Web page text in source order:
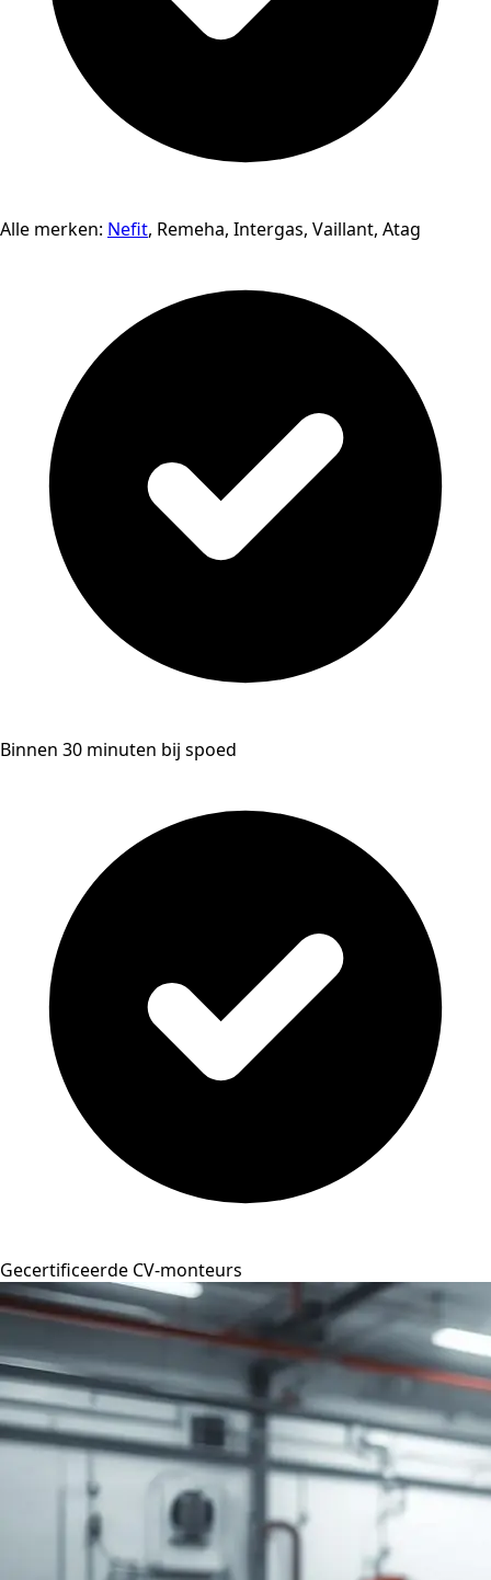
Alle merken: Nefit, Remeha, Intergas, Vaillant, Atag
Binnen 30 minuten bij spoed
Gecertificeerde CV-monteurs